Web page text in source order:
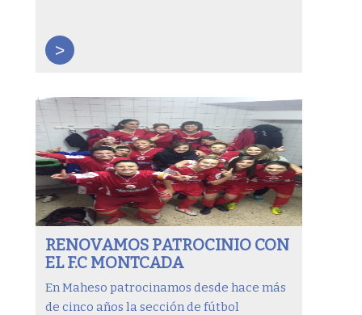
>
RENOVAMOS PATROCINIO CON
EL F.C MONTCADA
En Maheso patrocinamos desde hace más
de cinco años la sección de fútbol